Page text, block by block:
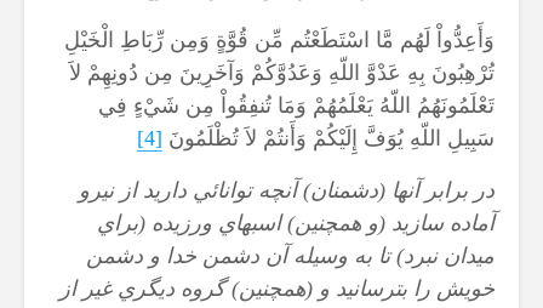
وَأَعِدُّواْ لَهُم مَّا اسْتَطَعْتُم مِّن قُوَّةٍ وَمِن رِّبَاطِ الْخَيْلِ
تُرْهِبُونَ بِهِ عَدْوَّ اللّهِ وَعَدُوَّكُمْ وَآخَرِينَ مِن دُونِهِمْ لاَ
تَعْلَمُونَهُمُ اللّهُ يَعْلَمُهُمْ وَمَا تُنفِقُواْ مِن شَيْءٍ فِي
سَبِيلِ اللّهِ يُوَفَّ إِلَيْكُمْ وَأَنتُمْ لاَ تُظْلَمُونَ [4]
در برابر آنها (دشمنان) آنچه توانائي داريد از نيرو
آماده سازيد (و همچنين) اسبهاي ورزيده (براي
ميدان نبرد) تا به وسيله آن دشمن خدا و دشمن
خويش را بترسانيد و (همچنين) گروه ديگري غير از